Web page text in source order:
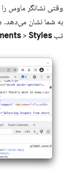
وقتی نشانگر ماوس
تب
> Styles